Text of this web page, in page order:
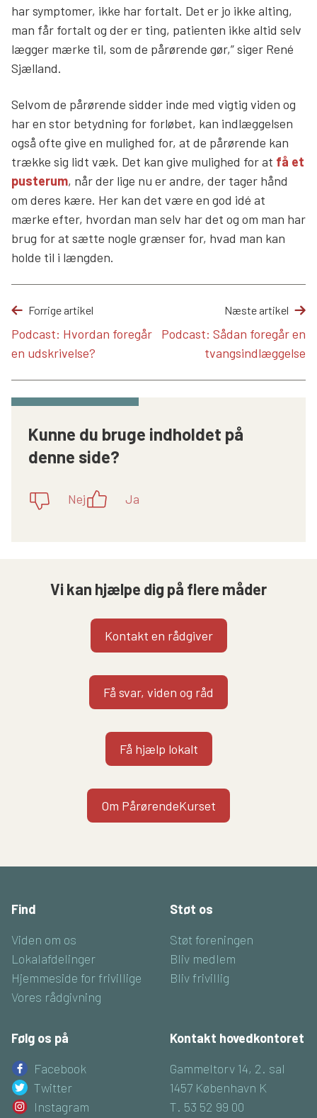
har symptomer, ikke har fortalt. Det er jo ikke alting,
man får fortalt og der er ting, patienten ikke altid selv
lægger mærke til, som de pårørende gør,” siger René
Sjælland.
Selvom de pårørende sidder inde med vigtig viden og
har en stor betydning for forløbet, kan indlæggelsen
også ofte give en mulighed for, at de pårørende kan
trække sig lidt væk. Det kan give mulighed for at få et
pusterum, når der lige nu er andre, der tager hånd
om deres kære. Her kan det være en god idé at
mærke efter, hvordan man selv har det og om man har
brug for at sætte nogle grænser for, hvad man kan
holde til i længden.
Forrige artikel
Podcast: Hvordan foregår
en udskrivelse?
Næste artikel
Podcast: Sådan foregår en
tvangsindlæggelse
Kunne du bruge indholdet på
denne side?
Nej Ja
Vi kan hjælpe dig på flere måder
Kontakt en rådgiver
Få svar, viden og råd
Få hjælp lokalt
Om PårørendeKurset
Find
Viden om os
Lokalafdelinger
Hjemmeside for frivillige
Vores rådgivning
Støt os
Støt foreningen
Bliv medlem
Bliv frivillig
Følg os på
Facebook
Twitter
Instagram
Kontakt hovedkontoret
Gammeltorv 14, 2. sal
1457 København K
T. 53 52 99 00